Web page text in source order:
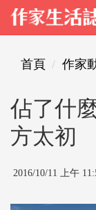
首頁 作家
佔了什
方太初
2016/10/11 上午